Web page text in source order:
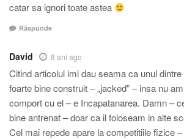
catar sa ignori toate astea
Răspunde
David 8 ani ago
Citind articolul imi dau seama ca unul
foarte bine construit – „jacked” – insa nu
comport cu el – e Incapatanarea. Damn –
bine antrenat – doar ca il foloseam in alte
Cel mai repede apare la competitiile fizice